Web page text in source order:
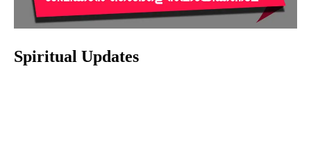
Spiritual Updates